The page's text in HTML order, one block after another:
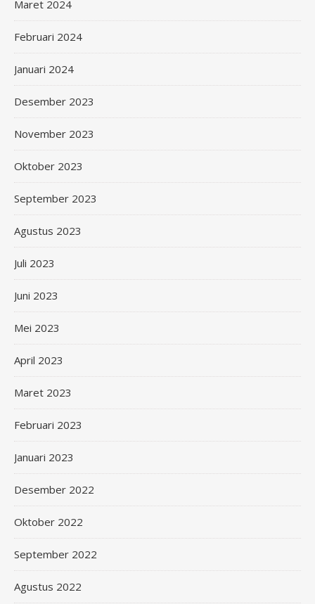
Maret 2024
Februari 2024
Januari 2024
Desember 2023
November 2023
Oktober 2023
September 2023
Agustus 2023
Juli 2023
Juni 2023
Mei 2023
April 2023
Maret 2023
Februari 2023
Januari 2023
Desember 2022
Oktober 2022
September 2022
Agustus 2022